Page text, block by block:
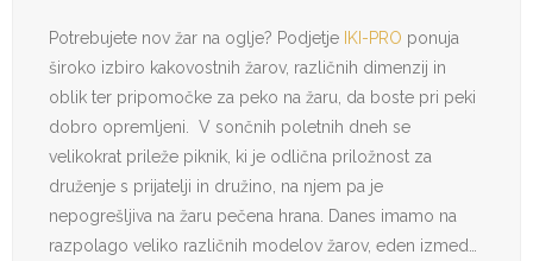
Vse za dom
Zabava in prosti čas
Avtomobilizem
Moda
Potrebujete nov žar na oglje? Podjetje IKI-PRO ponuja
široko izbiro kakovostnih žarov, različnih dimenzij in
oblik ter pripomočke za peko na žaru, da boste pri peki
dobro opremljeni. V sončnih poletnih dneh se
velikokrat prileže piknik, ki je odlična priložnost za
druženje s prijatelji in družino, na njem pa je
nepogrešljiva na žaru pečena hrana. Danes imamo na
razpolago veliko različnih modelov žarov, eden izmed…